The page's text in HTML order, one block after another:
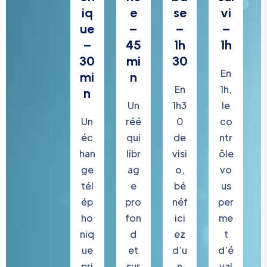
iq
ue
–
30
mi
n
Un
éc
han
ge
tél
ép
ho
niq
ue
e
–
45
mi
n
Un
réé
qui
libr
ag
e
pro
fon
d
et
se
–
1h
30
En
1h3
0
de
visi
o,
bé
néf
ici
ez
d’u
vi
–
1h
En
1h,
le
co
ntr
ôle
vo
us
per
me
t
d’é